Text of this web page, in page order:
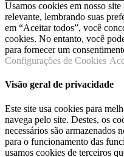
Usamos cookies em nosso
relevante, lembrando suas
em “Aceitar todos”, você
cookies. No entanto, você
para fornecer um
Configurações de Cookies
Visão geral de privacidade
Este site usa cookies para
navega pelo site. Destes, os
necessários são armazenados
para o funcionamento das
usamos cookies de terceiros